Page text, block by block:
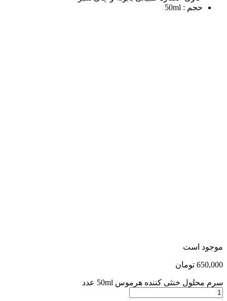
حجم : 50ml
موجود است
650,000 تومان
سرم محلول خنثی کننده هرموس 50ml عدد